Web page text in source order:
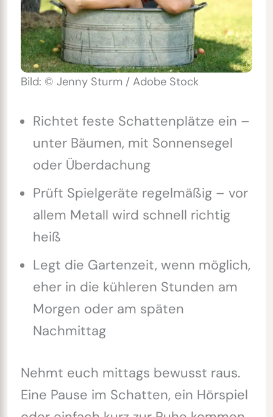
Bild: © Jenny Sturm / Adobe Stock
Richtet feste Schattenplätze ein –
unter Bäumen, mit Sonnensegel
oder Überdachung
Prüft Spielgeräte regelmäßig – vor
allem Metall wird schnell richtig
heiß
Legt die Gartenzeit, wenn möglich,
eher in die kühleren Stunden am
Morgen oder am späten
Nachmittag
Nehmt euch mittags bewusst raus.
Eine Pause im Schatten, ein Hörspiel